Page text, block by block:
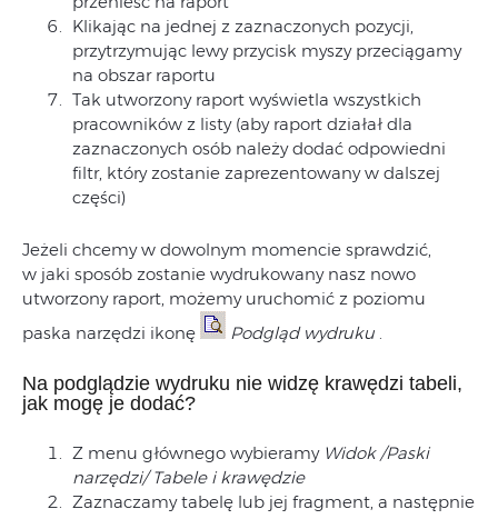
Klikając na jednej z zaznaczonych pozycji,
przytrzymując lewy przycisk myszy przeciągamy
na obszar raportu
Tak utworzony raport wyświetla wszystkich
pracowników z listy (aby raport działał dla
zaznaczonych osób należy dodać odpowiedni
filtr, który zostanie zaprezentowany w dalszej
części)
Jeżeli chcemy w dowolnym momencie sprawdzić,
w jaki sposób zostanie wydrukowany nasz nowo
utworzony raport, możemy uruchomić z poziomu
paska narzędzi ikonę
Podgląd wydruku .
Na podglądzie wydruku nie widzę krawędzi tabeli,
jak mogę je dodać?
Z menu głównego wybieramy Widok /Paski
narzędzi/ Tabele i krawędzie
Zaznaczamy tabelę lub jej fragment, a następnie